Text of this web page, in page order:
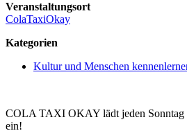
Veranstaltungsort
ColaTaxiOkay
Kategorien
Kultur und Menschen
COLA TAXI OKAY lädt jeden
ein!